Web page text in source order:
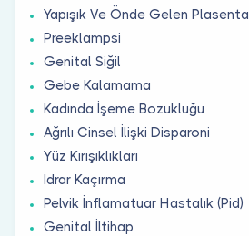
Yapışık Ve Önde Gelen Plasenta
Preeklampsi
Genital Siğil
Gebe Kalamama
Kadında İşeme Bozukluğu
Ağrılı Cinsel İlişki Disparoni
Yüz Kırışıklıkları
İdrar Kaçırma
Pelvik İnflamatuar Hastalık (Pid)
Genital İltihap